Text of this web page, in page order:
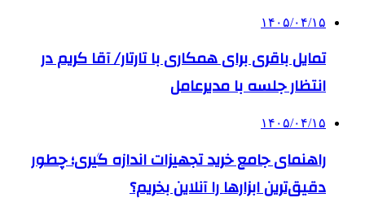
۱۴۰۵/۰۴/۱۵
تمایل باقری برای همکاری با تارتار/ آقا کریم در
انتظار جلسه با مدیرعامل
۱۴۰۵/۰۴/۱۵
راهنمای جامع خرید تجهیزات اندازه گیری؛ چطور
دقیق‌ترین ابزارها را آنلاین بخریم؟